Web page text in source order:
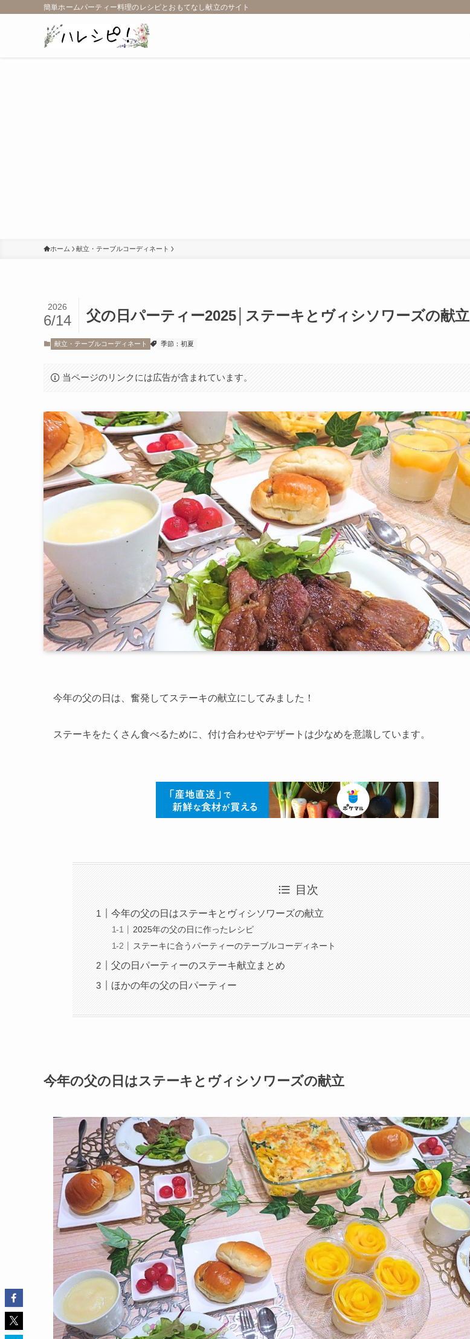
簡単ホームパーティー料理のレシピとおもてなし献立のサイト
ホーム 献立・テーブルコーディネート
父の日パーティー2025│ステーキとヴィシソワーズの献立
2026
6/14
献立・テーブルコーディネート 季節：初夏
当ページのリンクには広告が含まれています。
今年の父の日は、奮発してステーキの献立にしてみました！
ステーキをたくさん食べるために、付け合わせやデザートは少なめを意識しています。
目次
今年の父の日はステーキとヴィシソワーズの献立
2025年の父の日に作ったレシピ
ステーキに合うパーティーのテーブルコーディネート
父の日パーティーのステーキ献立まとめ
ほかの年の父の日パーティー
今年の父の日はステーキとヴィシソワーズの献立